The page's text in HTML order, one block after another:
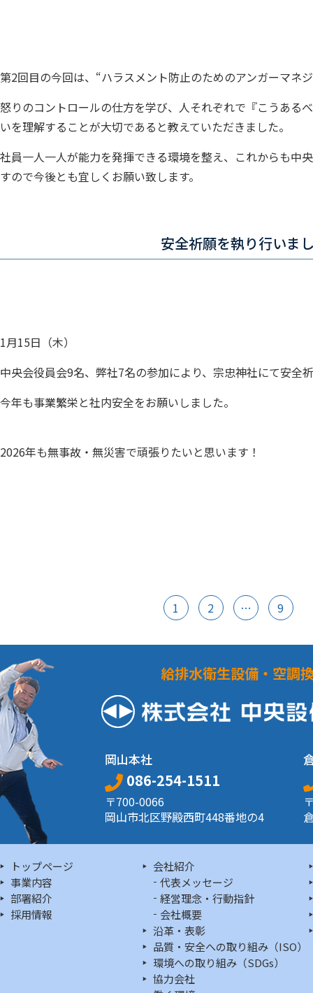
第2回目の今回は、“ハラスメント防止のためのアンガーマネ
怒りのコントロールの仕方を学び、人それぞれで『こうある
いを理解することが大切であると教えていただきました。
社員一人一人が能力を発揮できる環境を整え、これからも中
すので今後とも宜しくお願い致します。
安全祈願を執り行いま
1月15日（木）
中央会役員会9名、弊社7名の参加により、宗忠神社にて安全
今年も事業繁栄と社内安全をお願いしました。
2026年も無事故・無災害で頑張りたいと思います！
稿
の
ペ
ー
ジ
送
り
1 2 … 9
給排水衛生設備・空調
岡山本社
086-254-1511
〒700-0066
岡山市北区野殿西町448番地の4
トップページ
事業内容
部署紹介
採用情報
会社紹介
代表メッセージ
経営理念・行動指針
会社概要
沿革・表彰
品質・安全への取り組み（ISO）
環境への取り組み（SDGs）
協力会社